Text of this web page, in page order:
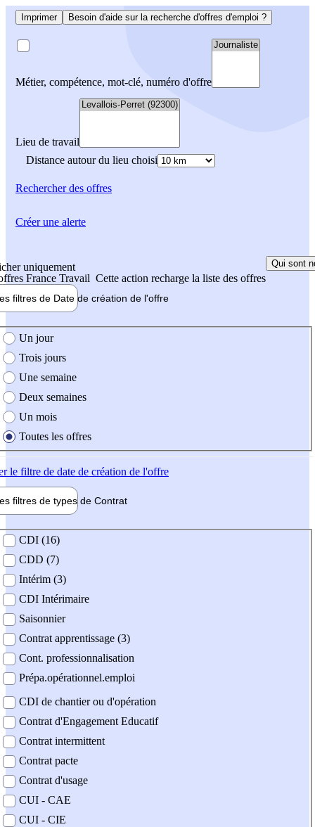
Imprimer Besoin d'aide sur la recherche d'offres d'emploi ?
Métier, compétence, mot-clé, numéro d'offre
Lieu de travail
Distance autour du lieu choisi
Rechercherdes offres
uniquement
France Travail Cette action recharge la liste des offres
Qui sont
filtres de Date de création de l'offre
création de l'offre
Un jour
Trois jours
Une semaine
Deux semaines
Un mois
Toutes les offres
le filtre de date de création de l'offre
filtres de types de Contrat
contrat
CDI (16)
CDD (7)
Intérim (3)
CDI Intérimaire
Saisonnier
Contrat apprentissage (3)
Cont. professionnalisation
Prépa.opérationnel.emploi
CDI de chantier ou d'opération
Contrat d'Engagement Educatif
Contrat intermittent
Contrat pacte
Contrat d'usage
CUI - CAE
CUI - CIE
Créer une alerte